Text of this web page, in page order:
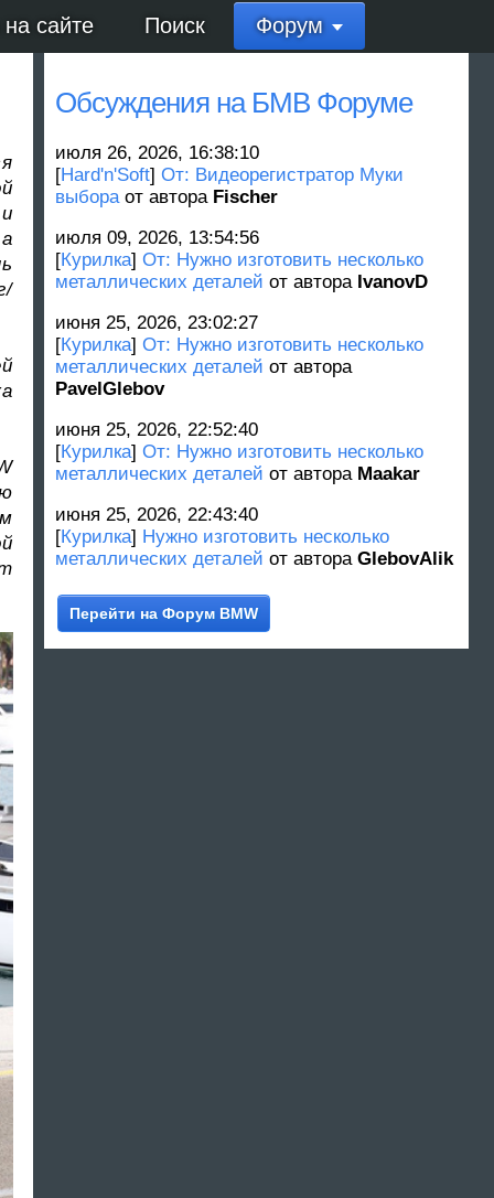
сайте Поиск Форум
Обсуждения на БМВ Форуме
июля 26, 2026, 16:38:10
[Hard'n'Soft] От: Видеорегистратор Муки
выбораот автора Fischer
июля 09, 2026, 13:54:56
[Курилка] От: Нужно изготовить несколько
металлических деталей от автора IvanovD
июня 25, 2026, 23:02:27
[Курилка] От: Нужно изготовить несколько
металлических деталей от автора
PavelGlebov
июня 25, 2026, 22:52:40
[Курилка] От: Нужно изготовить несколько
металлических деталей от автора Maakar
июня 25, 2026, 22:43:40
[Курилка] Нужно изготовить несколько
металлических деталей от автора GlebovAlik
Перейти на Форум BMW